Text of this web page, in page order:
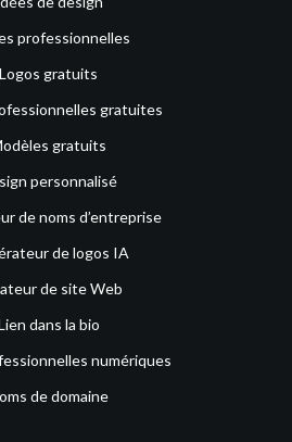
professionnelles
Logos gratuits
gratuites
gratuits
personnalisé
de noms d’entreprise
de logos IA
de site Web
dans la bio
numériques
de domaine